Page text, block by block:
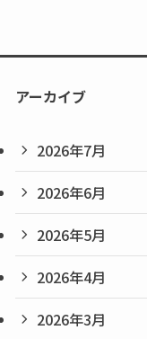
アーカイブ
2026年7月
2026年6月
2026年5月
2026年4月
2026年3月